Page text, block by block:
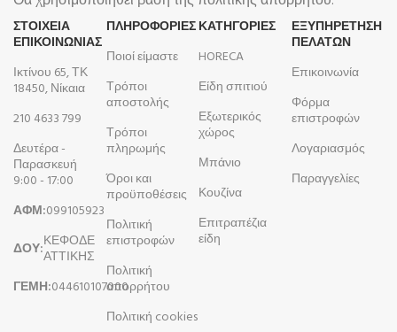
ΣΤΟΙΧΕΙΑ
ΕΠΙΚΟΙΝΩΝΙΑΣ
Ικτίνου 65, ΤΚ
18450, Νίκαια
210 4633 799
Δευτέρα -
Παρασκευή
9:00 - 17:00
ΑΦΜ:099105923
ΔΟΥ:ΚΕΦΟΔΕ
ΑΤΤΙΚΗΣ
ΓΕΜΗ:044610107000
ΠΛΗΡΟΦΟΡΊΕΣ
Ποιοί είμαστε
Τρόποι
αποστολής
Τρόποι
πληρωμής
Όροι και
προϋποθέσεις
Πολιτική
επιστροφών
Πολιτική
απορρήτου
Πολιτική cookies
ΚΑΤΗΓΟΡΙΕΣ
HORECA
Είδη σπιτιού
Εξωτερικός
χώρος
Μπάνιο
Κουζίνα
Επιτραπέζια
είδη
ΕΞΥΠΗΡΕΤΗΣΗ
ΠΕΛΑΤΩΝ
Επικοινωνία
Φόρμα
επιστροφών
Λογαριασμός
Παραγγελίες